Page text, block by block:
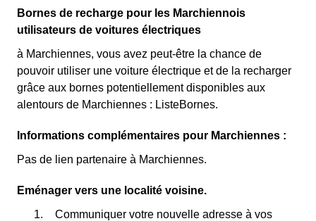
Bornes de recharge pour les Marchiennois
utilisateurs de voitures électriques
à Marchiennes, vous avez peut-être la chance de
pouvoir utiliser une voiture électrique et de la recharger
grâce aux bornes potentiellement disponibles aux
alentours de Marchiennes : ListeBornes.
Informations complémentaires pour Marchiennes :
Pas de lien partenaire à Marchiennes.
Eménager vers une localité voisine.
Communiquer votre nouvelle adresse à vos